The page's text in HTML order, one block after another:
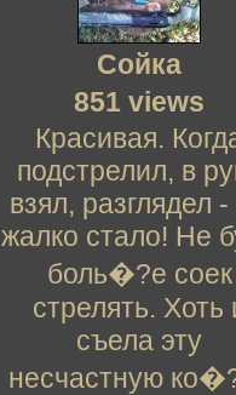
Сойка
851 views
Красивая.
подстрелил, в
взял, разглядел
жалко стало! Не
боль�?е соек
стрелять. Хоть
съела эту
несчастную